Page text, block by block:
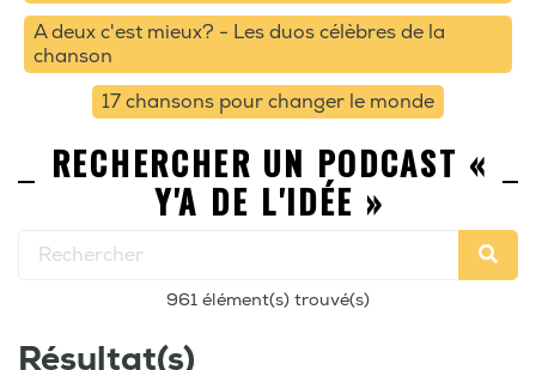
A deux c'est mieux? - Les duos célèbres de la
chanson
17 chansons pour changer le monde
RECHERCHER UN PODCAST «
Y'A DE L'IDÉE »
961 élément(s) trouvé(s)
Résultat(s)